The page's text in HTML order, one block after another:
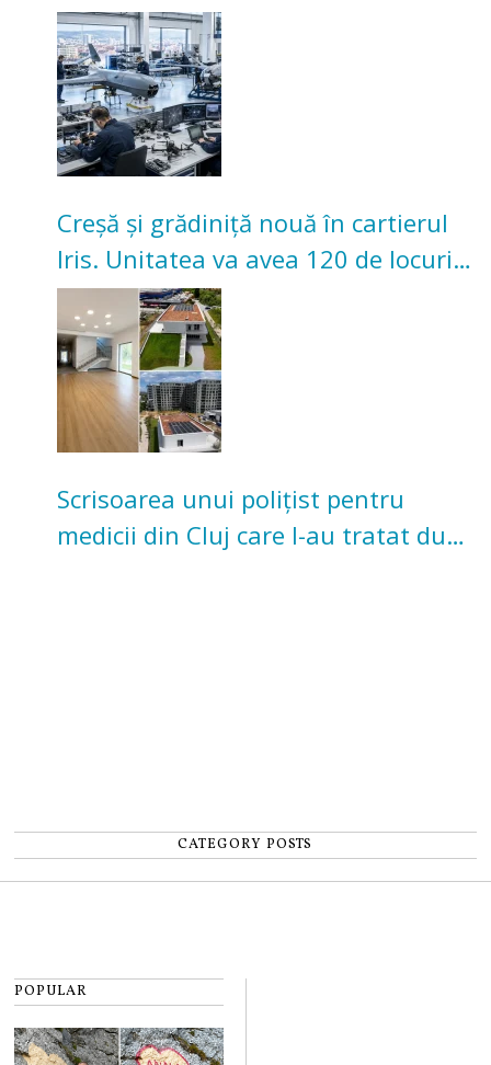
înceapă în toamna acestui an
Creșă și grădiniță nouă în cartierul
Iris. Unitatea va avea 120 de locuri
pentru copii
Scrisoarea unui polițist pentru
medicii din Cluj care l-au tratat după
CATEGORY POSTS
POPULAR